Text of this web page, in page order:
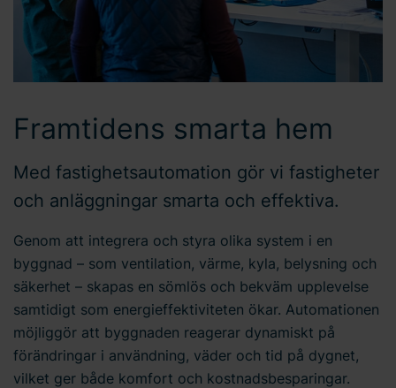
Framtidens smarta hem
Med fastighetsautomation gör vi fastigheter
och anläggningar smarta och effektiva.
Genom att integrera och styra olika system i en
byggnad – som ventilation, värme, kyla, belysning och
säkerhet – skapas en sömlös och bekväm upplevelse
samtidigt som energieffektiviteten ökar. Automationen
möjliggör att byggnaden reagerar dynamiskt på
förändringar i användning, väder och tid på dygnet,
vilket ger både komfort och kostnadsbesparingar.